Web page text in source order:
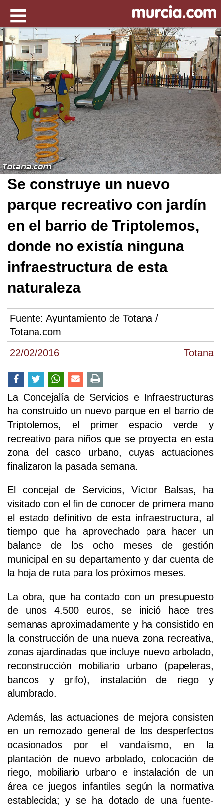
22/02/2016 Totana
Se construye un nuevo
parque recreativo con jardín
en el barrio de Triptolemos,
donde no existía ninguna
infraestructura de esta
naturaleza
Fuente: Ayuntamiento de Totana /
Totana.com
La Concejalía de Servicios e Infraestructuras
ha construido un nuevo parque en el barrio de
Triptolemos, el primer espacio verde y
recreativo para niños que se proyecta en esta
zona del casco urbano, cuyas actuaciones
finalizaron la pasada semana.
El concejal de Servicios, Víctor Balsas, ha
visitado con el fin de conocer de primera mano
el estado definitivo de esta infraestructura, al
tiempo que ha aprovechado para hacer un
balance de los ocho meses de gestión
municipal en su departamento y dar cuenta de
la hoja de ruta para los próximos meses.
La obra, que ha contado con un presupuesto
de unos 4.500 euros, se inició hace tres
semanas aproximadamente y ha consistido en
la construcción de una nueva zona recreativa,
zonas ajardinadas que incluye nuevo arbolado,
reconstrucción mobiliario urbano (papeleras,
bancos y grifo), instalación de riego y
alumbrado.
Además, las actuaciones de mejora consisten
en un remozado general de los desperfectos
ocasionados por el vandalismo, en la
plantación de nuevo arbolado, colocación de
riego, mobiliario urbano e instalación de un
área de juegos infantiles según la normativa
establecida; y se ha dotado de una fuente-